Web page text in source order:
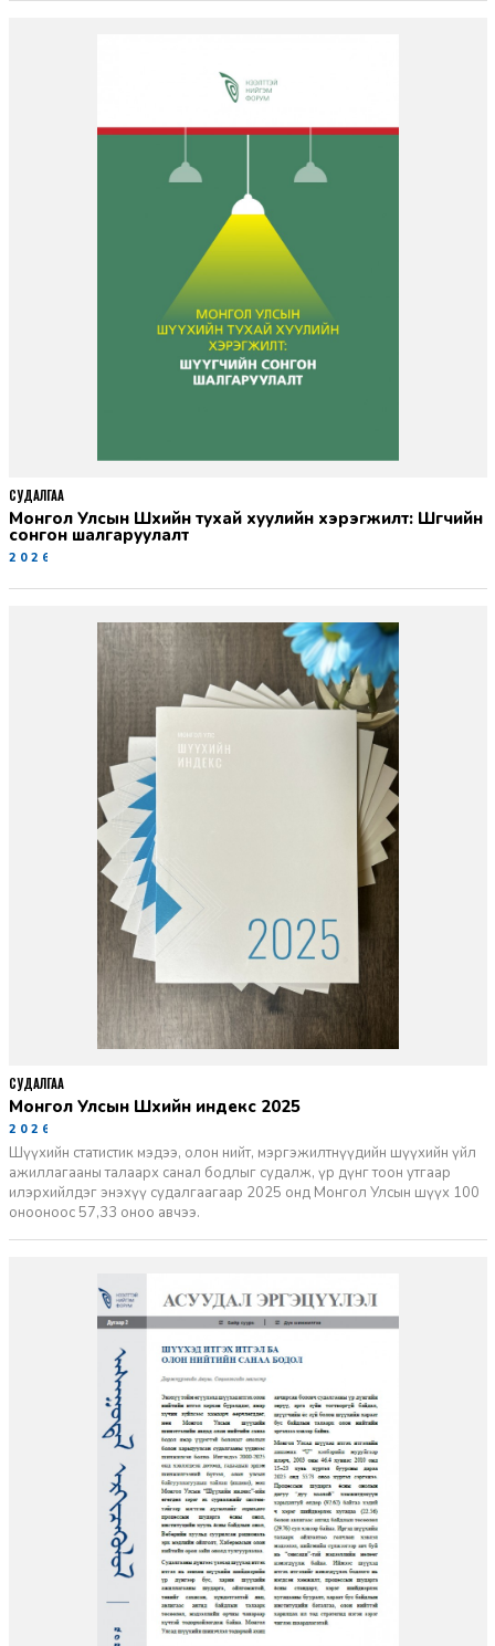
Монгол Улсын Шүүхийн тухай хуулийн хэрэгжилт: Шүүгчийн
сонгон шалгаруулалт
2026-06-19
СУДАЛГАА
Монгол Улсын Шүүхийн индекс 2025
2026-06-11
Шүүхийн статистик мэдээ, олон нийт, мэргэжилтнүүдийн шүүхийн үйл
ажиллагааны талаарх санал бодлыг судалж, үр дүнг тоон утгаар
илэрхийлдэг энэхүү судалгаагаар 2025 онд Монгол Улсын шүүх 100
онооноос 57,33 оноо авчээ.
СУДАЛГАА